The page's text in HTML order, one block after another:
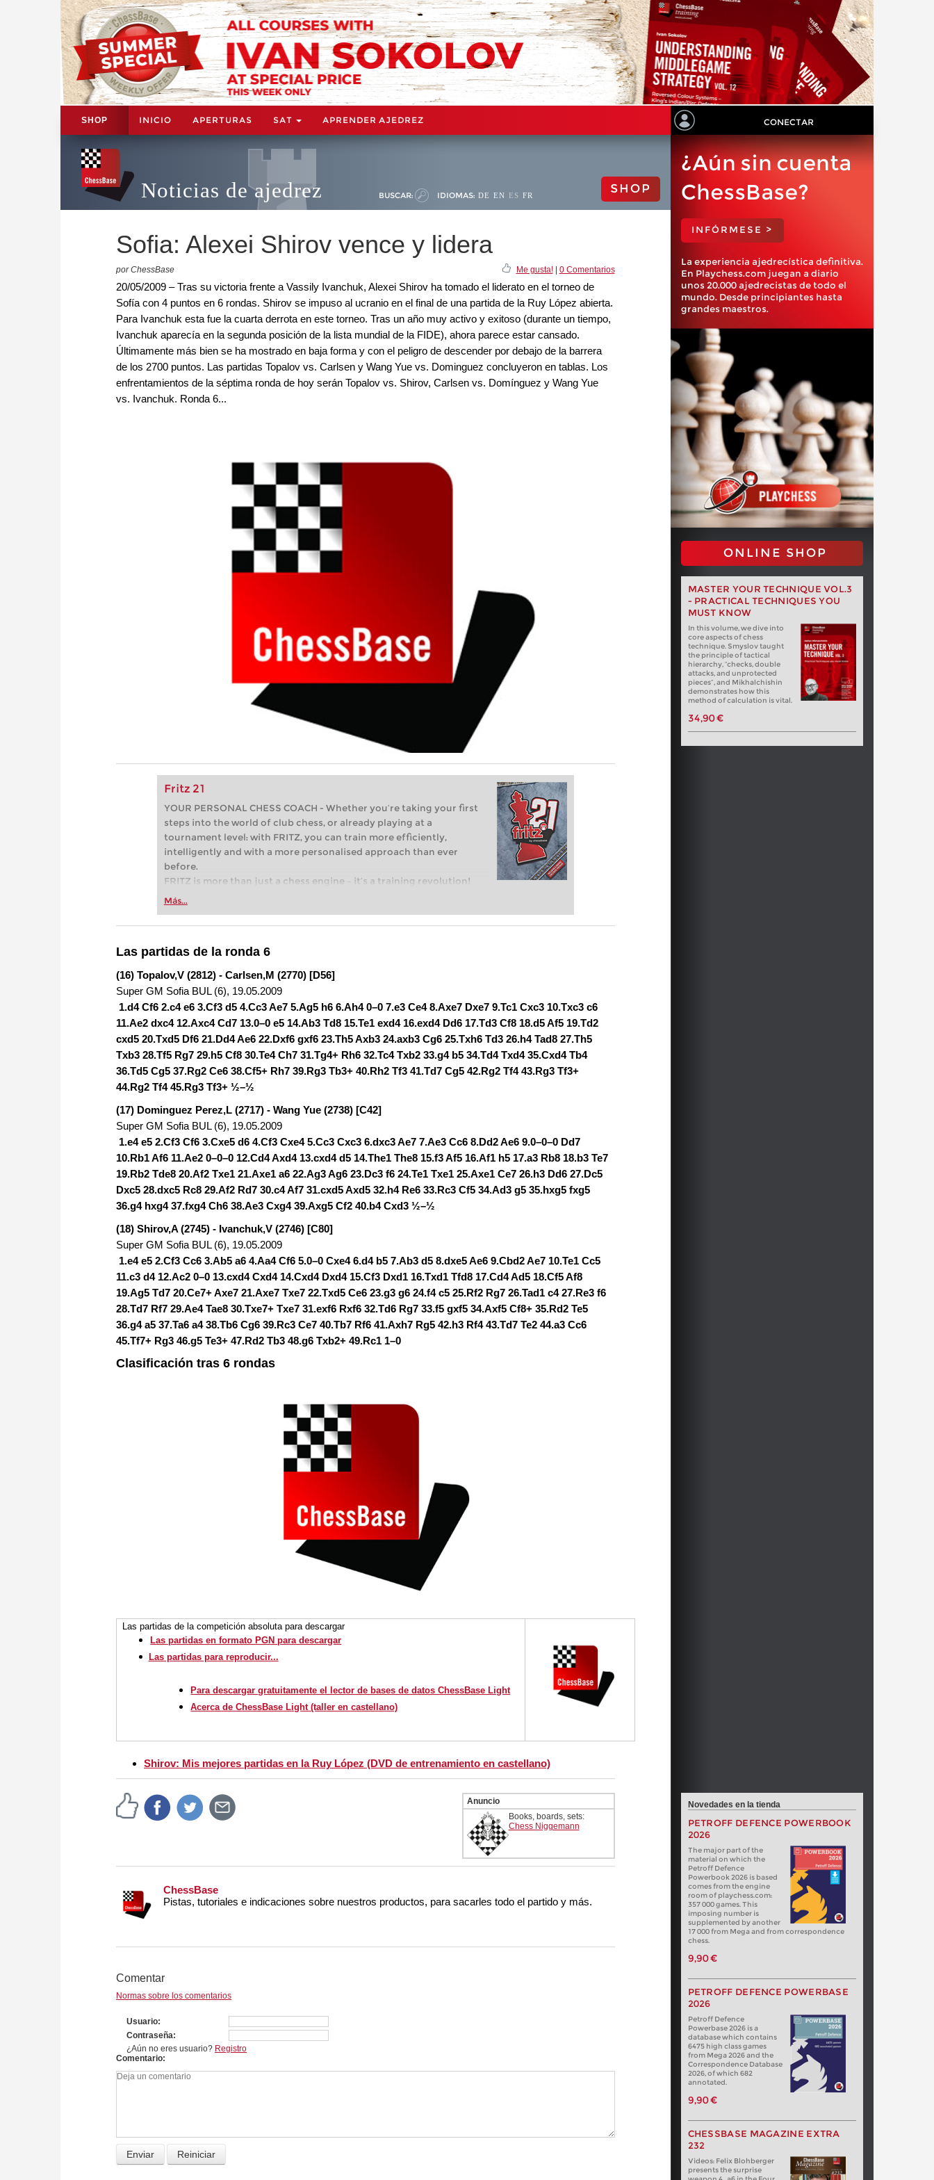
SHOP INICIO APERTURAS SAT APRENDER AJEDREZ CONECTAR
Noticias de ajedrez BUSCAR: IDIOMAS: DE EN ES FR SHOP
Sofia: Alexei Shirov vence y lidera
por ChessBase Me gusta!| 0 Comentarios
20/05/2009 – Tras su victoria frente a Vassily Ivanchuk, Alexei Shirov ha tomado el liderato en el torneo de
Sofía con 4 puntos en 6 rondas. Shirov se impuso al ucranio en el final de una partida de la Ruy López abierta.
Para Ivanchuk esta fue la cuarta derrota en este torneo. Tras un año muy activo y exitoso (durante un tiempo,
Ivanchuk aparecía en la segunda posición de la lista mundial de la FIDE), ahora parece estar cansado.
Últimamente más bien se ha mostrado en baja forma y con el peligro de descender por debajo de la barrera
de los 2700 puntos. Las partidas Topalov vs. Carlsen y Wang Yue vs. Dominguez concluyeron en tablas. Los
enfrentamientos de la séptima ronda de hoy serán Topalov vs. Shirov, Carlsen vs. Domínguez y Wang Yue
vs. Ivanchuk. Ronda 6...
Fritz 21
YOUR PERSONAL CHESS COACH - Whether you’re taking your first
steps into the world of club chess, or already playing at a
tournament level: with FRITZ, you can train more efficiently,
intelligently and with a more personalised approach than ever
before.
FRITZ is more than just a chess engine – it’s a training revolution!
Whether you’re taking your first steps into the world of club chess,
more efficiently, intelligently and with a more personalised
Más...
¿Aún sin cuenta
ChessBase?
INFÓRMESE >
La experiencia ajedrecística definitiva.
En Playchess.com juegan a diario
unos 20.000 ajedrecistas de todo el
mundo. Desde principiantes hasta
grandes maestros.
ONLINE SHOP
MASTER YOUR TECHNIQUE VOL.3
- PRACTICAL TECHNIQUES YOU
MUST KNOW
In this volume, we dive into
core aspects of chess
technique. Smyslov taught
the principle of tactical
hierarchy, “checks, double
attacks, and unprotected
pieces”, and Mikhalchishin
demonstrates how this
method of calculation is vital.
34,90 €
Las partidas de la ronda 6
(16) Topalov,V (2812) - Carlsen,M (2770) [D56]
Super GM Sofia BUL (6), 19.05.2009
1.d4 Cf6 2.c4 e6 3.Cf3 d5 4.Cc3 Ae7 5.Ag5 h6 6.Ah4 0–0 7.e3 Ce4 8.Axe7 Dxe7 9.Tc1 Cxc3 10.Txc3 c6
11.Ae2 dxc4 12.Axc4 Cd7 13.0–0 e5 14.Ab3 Td8 15.Te1 exd4 16.exd4 Dd6 17.Td3 Cf8 18.d5 Af5 19.Td2
cxd5 20.Txd5 Df6 21.Dd4 Ae6 22.Dxf6 gxf6 23.Th5 Axb3 24.axb3 Cg6 25.Txh6 Td3 26.h4 Tad8 27.Th5
Txb3 28.Tf5 Rg7 29.h5 Cf8 30.Te4 Ch7 31.Tg4+ Rh6 32.Tc4 Txb2 33.g4 b5 34.Td4 Txd4 35.Cxd4 Tb4
36.Td5 Cg5 37.Rg2 Ce6 38.Cf5+ Rh7 39.Rg3 Tb3+ 40.Rh2 Tf3 41.Td7 Cg5 42.Rg2 Tf4 43.Rg3 Tf3+
44.Rg2 Tf4 45.Rg3 Tf3+ ½–½
(17) Dominguez Perez,L (2717) - Wang Yue (2738) [C42]
Super GM Sofia BUL (6), 19.05.2009
1.e4 e5 2.Cf3 Cf6 3.Cxe5 d6 4.Cf3 Cxe4 5.Cc3 Cxc3 6.dxc3 Ae7 7.Ae3 Cc6 8.Dd2 Ae6 9.0–0–0 Dd7
10.Rb1 Af6 11.Ae2 0–0–0 12.Cd4 Axd4 13.cxd4 d5 14.The1 The8 15.f3 Af5 16.Af1 h5 17.a3 Rb8 18.b3 Te7
19.Rb2 Tde8 20.Af2 Txe1 21.Axe1 a6 22.Ag3 Ag6 23.Dc3 f6 24.Te1 Txe1 25.Axe1 Ce7 26.h3 Dd6 27.Dc5
Dxc5 28.dxc5 Rc8 29.Af2 Rd7 30.c4 Af7 31.cxd5 Axd5 32.h4 Re6 33.Rc3 Cf5 34.Ad3 g5 35.hxg5 fxg5
36.g4 hxg4 37.fxg4 Ch6 38.Ae3 Cxg4 39.Axg5 Cf2 40.b4 Cxd3 ½–½
(18) Shirov,A (2745) - Ivanchuk,V (2746) [C80]
Super GM Sofia BUL (6), 19.05.2009
1.e4 e5 2.Cf3 Cc6 3.Ab5 a6 4.Aa4 Cf6 5.0–0 Cxe4 6.d4 b5 7.Ab3 d5 8.dxe5 Ae6 9.Cbd2 Ae7 10.Te1 Cc5
11.c3 d4 12.Ac2 0–0 13.cxd4 Cxd4 14.Cxd4 Dxd4 15.Cf3 Dxd1 16.Txd1 Tfd8 17.Cd4 Ad5 18.Cf5 Af8
19.Ag5 Td7 20.Ce7+ Axe7 21.Axe7 Txe7 22.Txd5 Ce6 23.g3 g6 24.f4 c5 25.Rf2 Rg7 26.Tad1 c4 27.Re3 f6
28.Td7 Rf7 29.Ae4 Tae8 30.Txe7+ Txe7 31.exf6 Rxf6 32.Td6 Rg7 33.f5 gxf5 34.Axf5 Cf8+ 35.Rd2 Te5
36.g4 a5 37.Ta6 a4 38.Tb6 Cg6 39.Rc3 Ce7 40.Tb7 Rf6 41.Axh7 Rg5 42.h3 Rf4 43.Td7 Te2 44.a3 Cc6
45.Tf7+ Rg3 46.g5 Te3+ 47.Rd2 Tb3 48.g6 Txb2+ 49.Rc1 1–0
Clasificación tras 6 rondas
Las partidas de la competición absoluta para descargar
Las partidas en formato PGN para descargar
Las partidas para reproducir...
Para descargar gratuitamente el lector de bases de datos ChessBase Light
Acerca de ChessBase Light (taller en castellano)
Shirov: Mis mejores partidas en la Ruy López (DVD de entrenamiento en castellano)
Anuncio
Books, boards, sets:
Chess Niggemann
ChessBase
Pistas, tutoriales e indicaciones sobre nuestros productos, para sacarles todo el partido y más.
Comentar
Normas sobre los comentarios
Usuario
Contraseña
¿Aún no eres usuario? Registro
Comentario
Novedades en la tienda
PETROFF DEFENCE POWERBOOK
2026
The major part of the
material on which the
Petroff Defence
Powerbook 2026 is based
comes from the engine
room of playchess.com:
357 000 games. This
imposing number is
supplemented by another
17 000 from Mega and from correspondence
chess.
9,90 €
PETROFF DEFENCE POWERBASE
2026
Petroff Defence
Powerbase 2026 is a
database which contains
6475 high class games
from Mega 2026 and the
Correspondence Database
2026, of which 682
annotated.
9,90 €
CHESSBASE MAGAZINE EXTRA
232
Videos: Felix Blohberger
presents the surprise